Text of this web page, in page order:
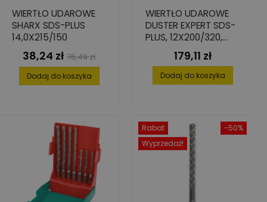
WIERTŁO UDAROWE
SHARX SDS-PLUS
14,0X215/150
Cena
38,24 zł Cena
podstawowa
76,49 zł
Dodaj do koszyka
WIERTŁO UDAROWE
DUSTER EXPERT SDS-
PLUS, 12X200/320,
BIONICCena
179,11 zł
Dodaj do koszyka
-50%
Rabat
Wyprzedaż!